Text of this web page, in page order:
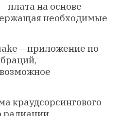
– плата на основе
необходимые
– приложение по
краудсорсингового
радиации.